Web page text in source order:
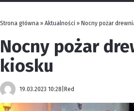
Strona główna » Aktualności » Nocny pożar
Nocny pożar
kiosku
19.03.2023 10:28 Red